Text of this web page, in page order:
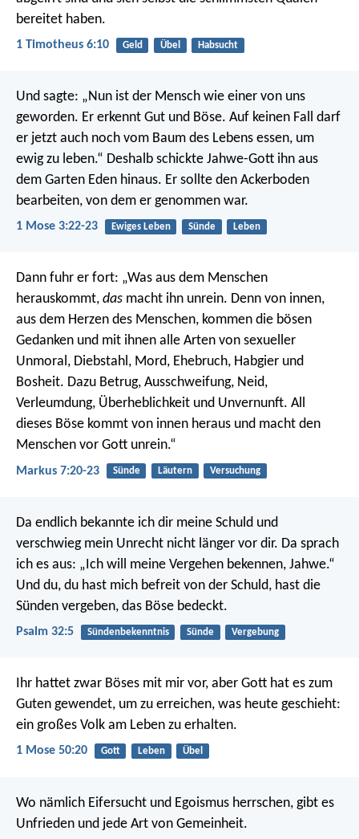
bereitet haben.
1 Timotheus 6:10 Geld Übel Habsucht
Und sagte: „Nun ist der Mensch wie einer von uns
geworden. Er erkennt Gut und Böse. Auf keinen Fall darf
er jetzt auch noch vom Baum des Lebens essen, um
ewig zu leben.“ Deshalb schickte Jahwe-Gott ihn aus
dem Garten Eden hinaus. Er sollte den Ackerboden
bearbeiten, von dem er genommen war.
1 Mose 3:22-23 Ewiges Leben Sünde Leben
Dann fuhr er fort: „Was aus dem Menschen
herauskommt, das macht ihn unrein. Denn von innen,
aus dem Herzen des Menschen, kommen die bösen
Gedanken und mit ihnen alle Arten von sexueller
Unmoral, Diebstahl, Mord, Ehebruch, Habgier und
Bosheit. Dazu Betrug, Ausschweifung, Neid,
Verleumdung, Überheblichkeit und Unvernunft. All
dieses Böse kommt von innen heraus und macht den
Menschen vor Gott unrein.“
Markus 7:20-23 Sünde Läutern Versuchung
Da endlich bekannte ich dir meine Schuld und
verschwieg mein Unrecht nicht länger vor dir. Da sprach
ich es aus: „Ich will meine Vergehen bekennen, Jahwe.“
Und du, du hast mich befreit von der Schuld, hast die
Sünden vergeben, das Böse bedeckt.
Psalm 32:5 Sündenbekenntnis Sünde Vergebung
Ihr hattet zwar Böses mit mir vor, aber Gott hat es zum
Guten gewendet, um zu erreichen, was heute geschieht:
ein großes Volk am Leben zu erhalten.
1 Mose 50:20 Gott Leben Übel
Wo nämlich Eifersucht und Egoismus herrschen, gibt es
Unfrieden und jede Art von Gemeinheit.